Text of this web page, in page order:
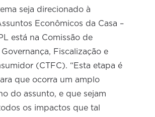
seja direcionado à
Econômicos da Casa –
está na Comissão de
Fiscalização e
(CTFC). “Esta etapa é
que ocorra um amplo
do assunto, e que sejam
os impactos que tal